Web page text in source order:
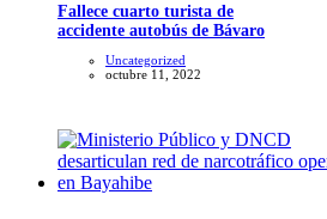
Fallece cuarto turista de
accidente autobús de Bávaro
Uncategorized
octubre 11, 2022